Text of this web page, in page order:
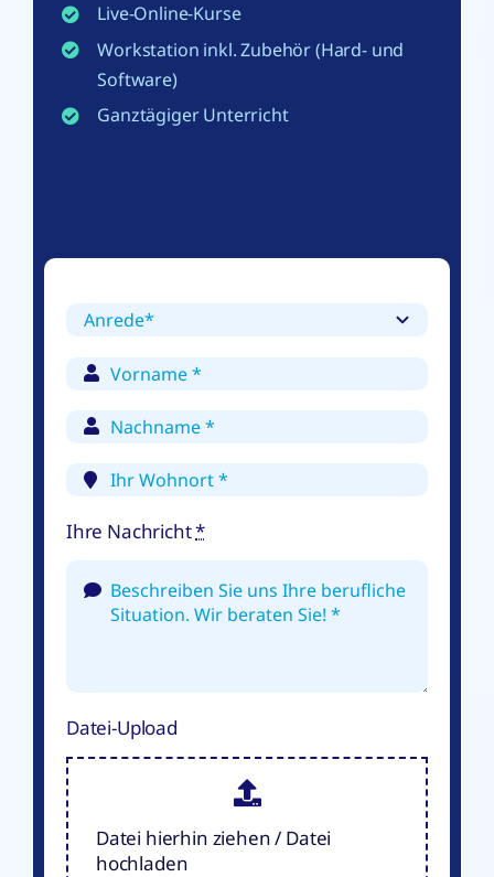
Live-Online-Kurse
Workstation inkl. Zubehör (Hard- und
Software)
Ganztägiger Unterricht
Ihre Nachricht*
Datei-Upload
Datei hierhin ziehen / Datei
hochladen